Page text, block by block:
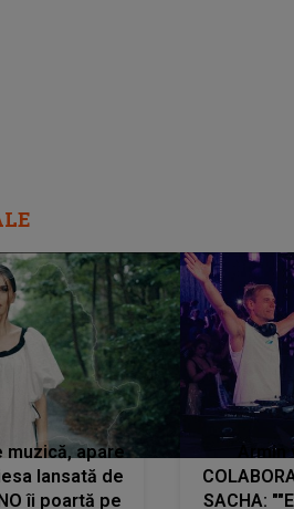
muzică, apare
lansată de
îi poartă pe
SACHA: